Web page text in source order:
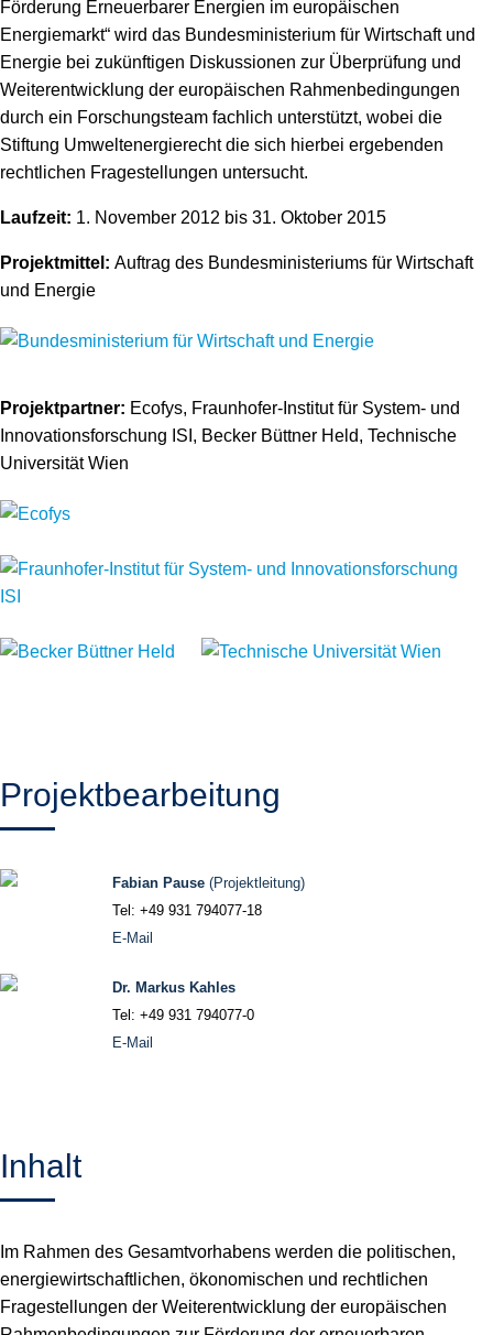
Förderung Erneuerbarer Energien im europäischen
Energiemarkt“ wird das Bundesministerium für Wirtschaft und
Energie bei zukünftigen Diskussionen zur Überprüfung und
Weiterentwicklung der europäischen Rahmenbedingungen
durch ein Forschungsteam fachlich unterstützt, wobei die
Stiftung Umweltenergierecht die sich hierbei ergebenden
rechtlichen Fragestellungen untersucht.
Laufzeit: 1. November 2012 bis 31. Oktober 2015
Projektmittel: Auftrag des Bundesministeriums für Wirtschaft
und Energie
Projektpartner: Ecofys, Fraunhofer-Institut für System- und
Innovationsforschung ISI, Becker Büttner Held, Technische
Universität Wien
Projektbearbeitung
Fabian Pause (Projektleitung)
Tel: +49 931 794077-18
E-Mail
Dr. Markus Kahles
Tel: +49 931 794077-0
E-Mail
Inhalt
Im Rahmen des Gesamtvorhabens werden die politischen,
energiewirtschaftlichen, ökonomischen und rechtlichen
Fragestellungen der Weiterentwicklung der europäischen